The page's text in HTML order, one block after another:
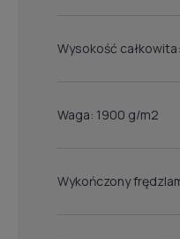
Wysokość
Waga: 1900 g/m2
Wykończony